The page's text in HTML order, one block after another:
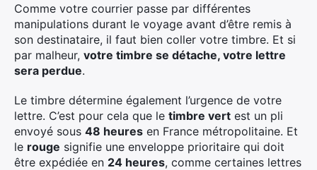
Comme votre courrier passe par différentes
manipulations durant le voyage avant d’être remis à
son destinataire, il faut bien coller votre timbre. Et si
par malheur, votre timbre se détache, votre lettre
sera perdue.
Le timbre détermine également l’urgence de votre
lettre. C’est pour cela que le timbre vert est un pli
envoyé sous 48 heures en France métropolitaine. Et
le rouge signifie une enveloppe prioritaire qui doit
être expédiée en 24 heures, comme certaines lettres